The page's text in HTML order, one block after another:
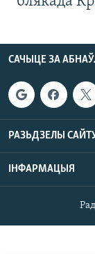
САЧЫЦЕ ЗА
РАЗЬДЗЕЛЫ
ІНФАРМАЦЫЯ